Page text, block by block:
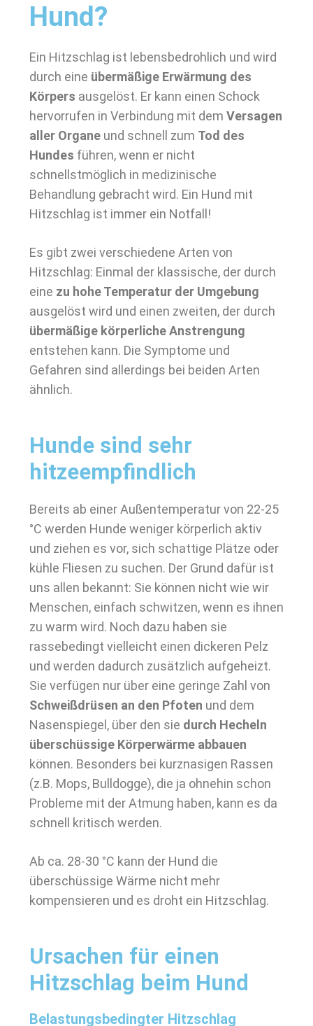
Hund?
Ein Hitzschlag ist lebensbedrohlich und wird
durch eine übermäßige Erwärmung des
Körpers ausgelöst. Er kann einen Schock
hervorrufen in Verbindung mit dem Versagen
aller Organe und schnell zum Tod des
Hundes führen, wenn er nicht
schnellstmöglich in medizinische
Behandlung gebracht wird. Ein Hund mit
Hitzschlag ist immer ein Notfall!
Es gibt zwei verschiedene Arten von
Hitzschlag: Einmal der klassische, der durch
eine zu hohe Temperatur der Umgebung
ausgelöst wird und einen zweiten, der durch
übermäßige körperliche Anstrengung
entstehen kann. Die Symptome und
Gefahren sind allerdings bei beiden Arten
ähnlich.
Hunde sind sehr
hitzeempfindlich
Bereits ab einer Außentemperatur von 22-25
°C werden Hunde weniger körperlich aktiv
und ziehen es vor, sich schattige Plätze oder
kühle Fliesen zu suchen. Der Grund dafür ist
uns allen bekannt: Sie können nicht wie wir
Menschen, einfach schwitzen, wenn es ihnen
zu warm wird. Noch dazu haben sie
rassebedingt vielleicht einen dickeren Pelz
und werden dadurch zusätzlich aufgeheizt.
Sie verfügen nur über eine geringe Zahl von
Schweißdrüsen an den Pfoten und dem
Nasenspiegel, über den sie durch Hecheln
überschüssige Körperwärme abbauen
können. Besonders bei kurznasigen Rassen
(z.B. Mops, Bulldogge), die ja ohnehin schon
Probleme mit der Atmung haben, kann es da
schnell kritisch werden.
Ab ca. 28-30 °C kann der Hund die
überschüssige Wärme nicht mehr
kompensieren und es droht ein Hitzschlag.
Ursachen für einen
Hitzschlag beim Hund
Belastungsbedingter Hitzschlag